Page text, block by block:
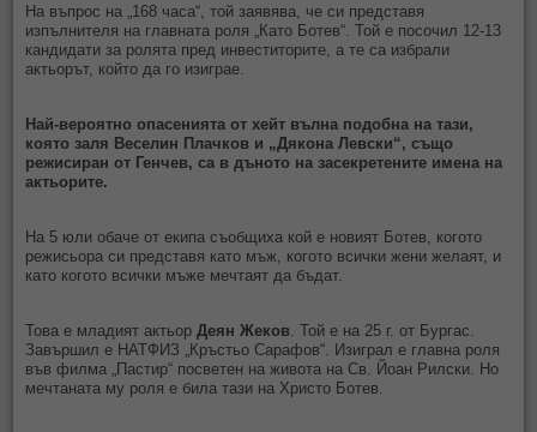
На въпрос на „168 часа“, той заявява, че си представя
изпълнителя на главната роля „Като Ботев“. Той е посочил 12-13
кандидати за ролята пред инвеститорите, а те са избрали
актьорът, който да го изиграе.
Най-вероятно опасенията от хейт вълна подобна на тази,
която заля Веселин Плачков и „Дякона Левски“, също
режисиран от Генчев, са в дъното на засекретените имена на
актьорите.
На 5 юли обаче от екипа съобщиха кой е новият Ботев, когото
режисьора си представя като мъж, когото всички жени желаят, и
като когото всички мъже мечтаят да бъдат.
Това е младият актьорДеян Жеков . Той е на 25 г. от Бургас.
Завършил е НАТФИЗ „Кръстьо Сарафов“. Изиграл е главна роля
във филма „Пастир“ посветен на живота на Св. Йоан Рилски. Но
мечтаната му роля е била тази на Христо Ботев.